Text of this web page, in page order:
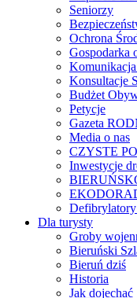
Seniorzy
Ochrona
Gospodarka
Konsultacje
Budżet
Petycje
Gazeta
Media o nas
CZYSTE
Inwestycje
Dla turysty
Groby
Bieruński
Bieruń dziś
Historia
Jak dojechać